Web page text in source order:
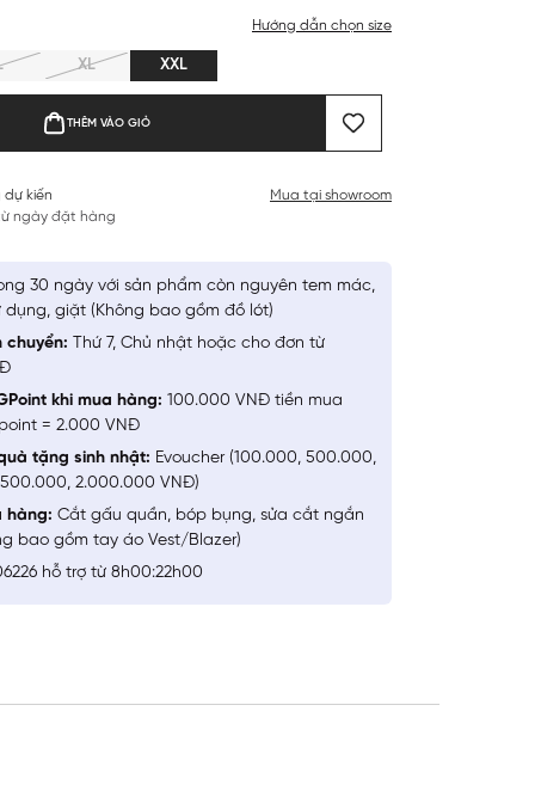
Hướng dẫn chọn size
XL XXL
THÊM VÀO GIỎ
dự kiến
ngày đặt hàng
Mua tại showroom
30 ngày với sản phẩm còn nguyên tem mác,
dụng, giặt (Không bao gồm đồ lót)
chuyển: Thứ 7, Chủ nhật hoặc cho đơn từ
khi mua hàng: 100.000 VNĐ tiền mua
= 2.000 VNĐ
tặng sinh nhật: Evoucher (100.000, 500.000,
2.000.000 VNĐ)
hàng: Cắt gấu quần, bóp bụng, sửa cắt ngắn
bao gồm tay áo Vest/Blazer)
hỗ trợ từ 8h00:22h00